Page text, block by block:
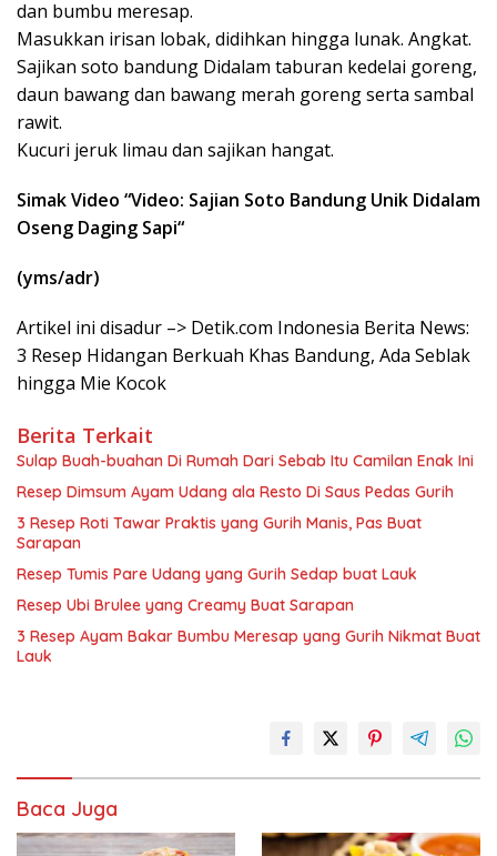
dan bumbu meresap.
Masukkan irisan lobak, didihkan hingga lunak. Angkat.
Sajikan soto bandung Didalam taburan kedelai goreng,
daun bawang dan bawang merah goreng serta sambal
rawit.
Kucuri jeruk limau dan sajikan hangat.
Simak Video “Video: Sajian Soto Bandung Unik Didalam
Oseng Daging Sapi“
(yms/adr)
Artikel ini disadur –> Detik.com Indonesia Berita News:
3 Resep Hidangan Berkuah Khas Bandung, Ada Seblak
hingga Mie Kocok
Berita Terkait
Sulap Buah-buahan Di Rumah Dari Sebab Itu Camilan Enak Ini
Resep Dimsum Ayam Udang ala Resto Di Saus Pedas Gurih
3 Resep Roti Tawar Praktis yang Gurih Manis, Pas Buat
Sarapan
Resep Tumis Pare Udang yang Gurih Sedap buat Lauk
Resep Ubi Brulee yang Creamy Buat Sarapan
3 Resep Ayam Bakar Bumbu Meresap yang Gurih Nikmat Buat
Lauk
Baca Juga